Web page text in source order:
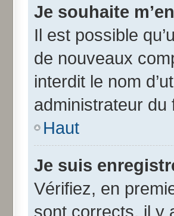
Je souhaite
Il est possible
de nouveaux
interdit le nom
administrateur du
Haut
Je suis
Vérifiez, en
sont corrects, il y